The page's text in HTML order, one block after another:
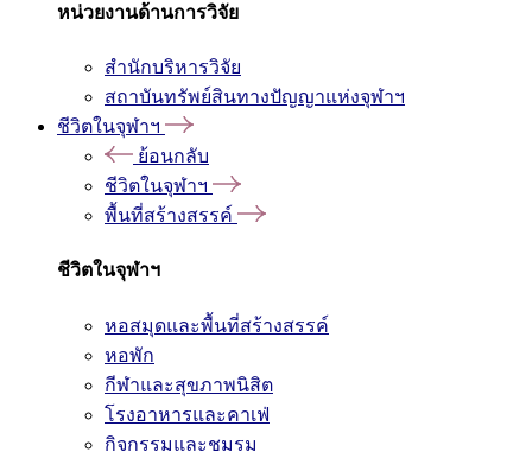
หน่วยงานด้านการวิจัย
สำนักบริหารวิจัย
สถาบันทรัพย์สินทางปัญญาแห่งจุฬาฯ
ชีวิตในจุฬาฯ
ย้อนกลับ
ชีวิตในจุฬาฯ
พื้นที่สร้างสรรค์
ชีวิตในจุฬาฯ
หอสมุดและพื้นที่สร้างสรรค์
หอพัก
กีฬาและสุขภาพนิสิต
โรงอาหารและคาเฟ่
กิจกรรมและชมรม